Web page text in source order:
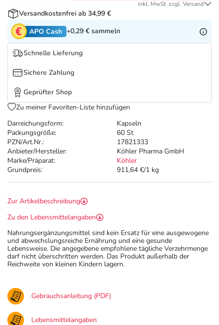
Tierapotheke
Vitamine & Mineralstoffe
Marken
Salus Deals
Darreichungsform:
Kapseln
Packungsgröße:
60 St
PZN/Art.Nr.:
17821333
Anbieter/Hersteller:
Köhler Pharma GmbH
Marke/Präparat:
Köhler
Grundpreis:
911,64 €/1 kg
inkl. MwSt. zzgl. Versand
Versandkostenfrei ab 34,99 €
APO Cash +0,29 € sammeln
Schnelle Lieferung
Sichere Zahlung
Geprüfter Shop
Zu meiner Favoriten-Liste hinzufügen
Zur Artikelbeschreibung
Zu den Lebensmittelangaben
Nahrungsergänzungsmittel sind kein Ersatz für eine ausgewogene
und abwechslungsreiche Ernährung und eine gesunde
Lebensweise. Die angegebene empfohlene tägliche Verzehrmenge
darf nicht überschritten werden. Das Produkt außerhalb der
Reichweite von kleinen Kindern lagern.
Gebrauchsanleitung (PDF)
Lebensmittelangaben